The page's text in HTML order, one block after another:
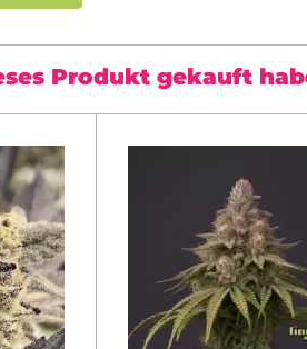
Produkt gekauft